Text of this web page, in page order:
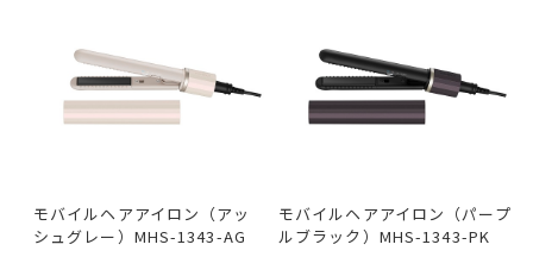
モバイルヘアアイロン（アッ
シュグレー）MHS-1343-AG
モバイルヘアアイロン（パープ
ルブラック）MHS-1343-PK